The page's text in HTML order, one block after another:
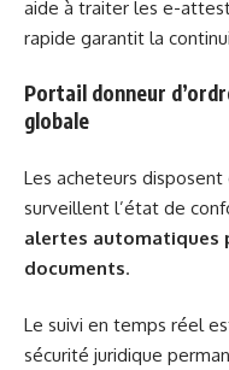
aide à traiter les e-
rapide garantit la
Portail donneur
globale
Les acheteurs disposent
surveillent l’état de
alertes automatiques
documents.
Le suivi en temps réel
sécurité juridique